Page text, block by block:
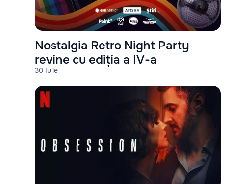
30 Iulie
Nostalgia Retro Night Party
revine cu ediția a IV-a